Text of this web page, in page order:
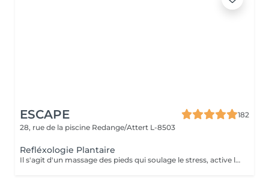
ESCAPE
182
28, rue de la piscine Redange/Attert L-8503
Refléxologie Plantaire
Il s'agit d'un massage des pieds qui soulage le stress, active la circulation corporelle et le système immunitaire. Cette méthode est contre-indiquée aux femmes enceintes. BÉNÉFICES DE LA RÉFLEXOLOGIE PODALE Promeut la relaxation et soulage le stress. Améliore la circulation sanguine en activant le système immunitaire. Les pieds sont une zone du corps souvent oubliée et maltraitée alors que grâce à eux nous avançons sur le long chemin de la vie qui nous mène à nos buts, à nos rêves ; il serait donc bon de les chouchouter eux aussi.